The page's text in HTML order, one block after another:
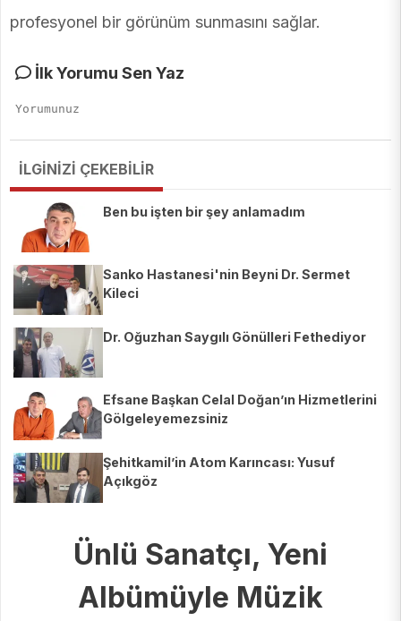
profesyonel bir görünüm sunmasını sağlar.
İlk Yorumu Sen Yaz
İLGİNİZİ ÇEKEBİLİR
Ben bu işten bir şey anlamadım
Sanko Hastanesi'nin Beyni Dr. Sermet
Kileci
Dr. Oğuzhan Saygılı Gönülleri Fethediyor
Efsane Başkan Celal Doğan’ın Hizmetlerini
Gölgeleyemezsiniz
Şehitkamil’in Atom Karıncası: Yusuf
Açıkgöz
Ünlü Sanatçı, Yeni
Albümüyle Müzik